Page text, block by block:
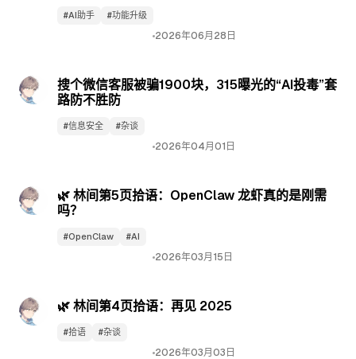
#AI助手 #功能升级
2026年06月28日
频封面
搜个微信客服被骗1900块，315曝光的“AI投毒”套
路防不胜防
#信息安全 #杂谈
2026年04月01日
🌿 林间第5页拾语：OpenClaw 龙虾真的是刚需
吗？
#OpenClaw #AI
2026年03月15日
🌿 林间第4页拾语：再见 2025
#拾语 #杂谈
2026年03月03日